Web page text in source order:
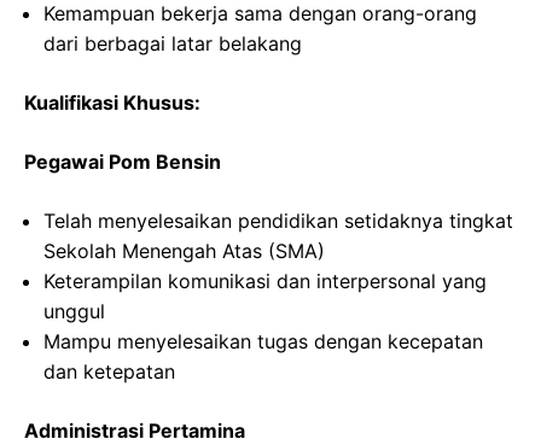
Kemampuan bekerja sama dengan orang-orang
dari berbagai latar belakang
Kualifikasi Khusus:
Pegawai Pom Bensin
Telah menyelesaikan pendidikan setidaknya tingkat
Sekolah Menengah Atas (SMA)
Keterampilan komunikasi dan interpersonal yang
unggul
Mampu menyelesaikan tugas dengan kecepatan
dan ketepatan
Administrasi Pertamina